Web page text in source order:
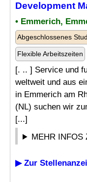
Development
• Emmerich,
Abgeschlossenes
Flexible Arbeitszeiten
[. .. ] Service und
weltweit und aus
in Emmerich am
(NL) suchen wir
[...]
MEHR INFOS
▶ Zur